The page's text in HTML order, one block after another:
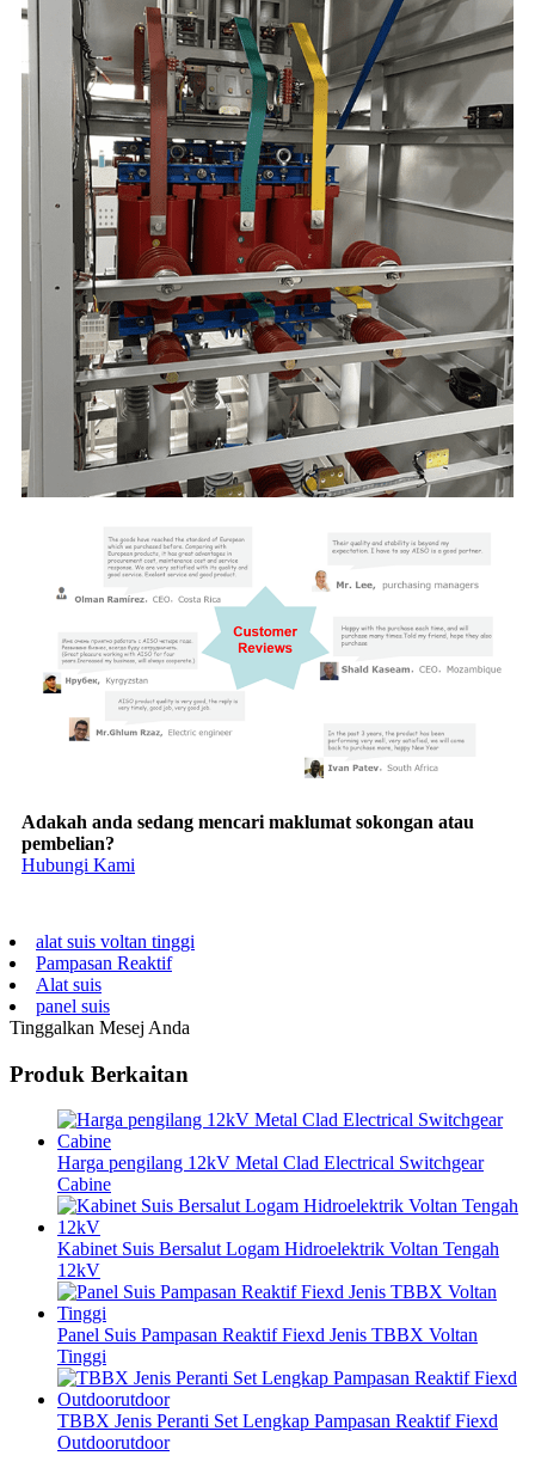
Adakah anda sedang mencari maklumat sokongan atau
pembelian?
Hubungi Kami
alat suis voltan tinggi
Pampasan Reaktif
Alat suis
panel suis
Tinggalkan Mesej Anda
Produk Berkaitan
Harga pengilang 12kV Metal Clad Electrical Switchgear
Cabine
Kabinet Suis Bersalut Logam Hidroelektrik Voltan Tengah
12kV
Panel Suis Pampasan Reaktif Fiexd Jenis TBBX Voltan
Tinggi
TBBX Jenis Peranti Set Lengkap Pampasan Reaktif Fiexd
Outdoorutdoor